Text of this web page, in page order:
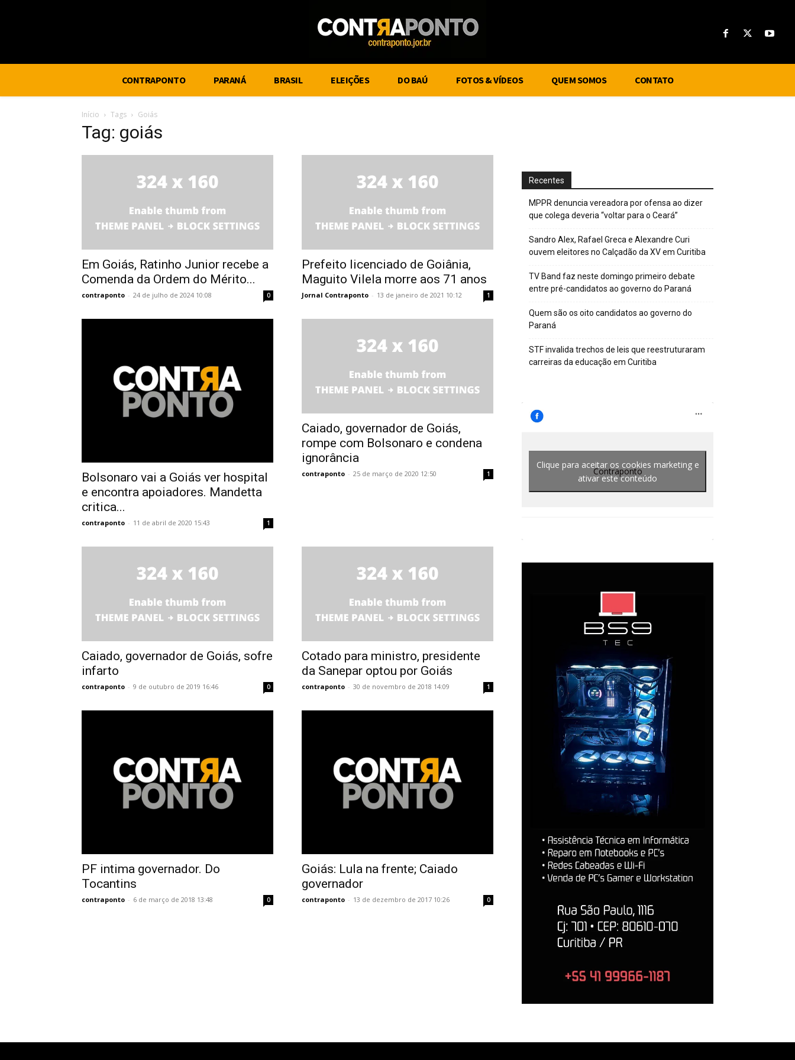
CONTRAPONTO PARANÁ BRASIL ELEIÇÕES DO BAÚ FOTOS & VÍDEOS QUEM SOMOS CONTATO
Início Tags Goiás
Tag: goiás
Em Goiás, Ratinho Junior recebe a
Comenda da Ordem do Mérito...
contraponto - 24 de julho de 2024 10:08 0
Prefeito licenciado de Goiânia,
Maguito Vilela morre aos 71 anos
Jornal Contraponto - 13 de janeiro de 2021 10:12 1
Bolsonaro vai a Goiás ver hospital
e encontra apoiadores. Mandetta
critica...
contraponto - 11 de abril de 2020 15:43 1
Caiado, governador de Goiás,
rompe com Bolsonaro e condena
ignorância
contraponto - 25 de março de 2020 12:50 1
Caiado, governador de Goiás, sofre
infarto
contraponto - 9 de outubro de 2019 16:46 0
Cotado para ministro, presidente
da Sanepar optou por Goiás
contraponto - 30 de novembro de 2018 14:09 1
PF intima governador. Do
Tocantins
contraponto - 6 de março de 2018 13:48 0
Goiás: Lula na frente; Caiado
governador
contraponto - 13 de dezembro de 2017 10:26 0
Recentes
MPPR denuncia vereadora por ofensa ao dizer
que colega deveria “voltar para o Ceará”
Sandro Alex, Rafael Greca e Alexandre Curi
ouvem eleitores no Calçadão da XV em Curitiba
TV Band faz neste domingo primeiro debate
entre pré-candidatos ao governo do Paraná
Quem são os oito candidatos ao governo do
Paraná
STF invalida trechos de leis que reestruturaram
carreiras da educação em Curitiba
Contraponto
Clique para aceitar os cookies marketing e
ativar este conteúdo